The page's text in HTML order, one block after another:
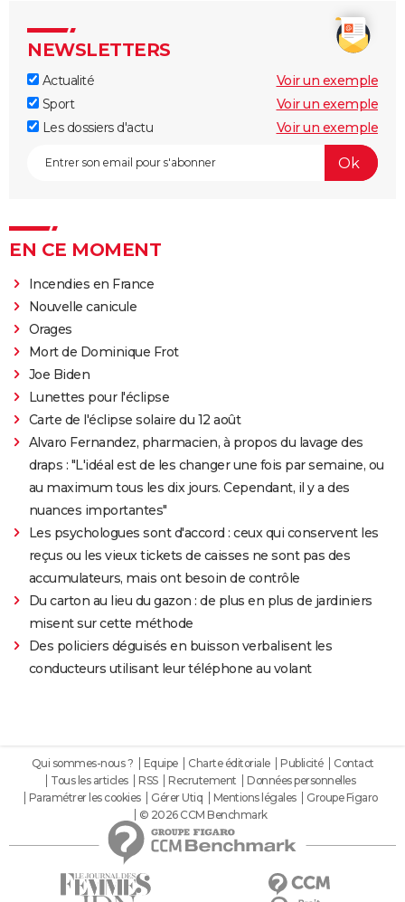
NEWSLETTERS
Actualité
Voir un exemple
Sport
Voir un exemple
Les dossiers d'actu
Voir un exemple
EN CE MOMENT
Incendies en France
Nouvelle canicule
Orages
Mort de Dominique Frot
Joe Biden
Lunettes pour l'éclipse
Carte de l'éclipse solaire du 12 août
Alvaro Fernandez, pharmacien, à propos du lavage des
draps : "L'idéal est de les changer une fois par semaine, ou
au maximum tous les dix jours. Cependant, il y a des
nuances importantes"
Les psychologues sont d'accord : ceux qui conservent les
reçus ou les vieux tickets de caisses ne sont pas des
accumulateurs, mais ont besoin de contrôle
Du carton au lieu du gazon : de plus en plus de jardiniers
misent sur cette méthode
Des policiers déguisés en buisson verbalisent les
conducteurs utilisant leur téléphone au volant
Qui sommes-nous ? Equipe Charte éditoriale Publicité
Contact
Tous les articles
RSS Recrutement
Données personnelles
Paramétrer les cookies
Gérer Utiq Mentions légales
Groupe Figaro
© 2026 CCM Benchmark